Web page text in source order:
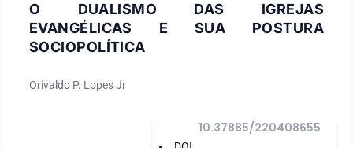
O DUALISMO DAS IGREJAS
EVANGÉLICAS E SUA POSTURA
SOCIOPOLÍTICA
Orivaldo P. Lopes Jr
10.37885/220408655